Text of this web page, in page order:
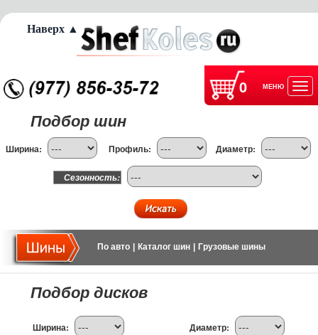
0 МЕНЮ
Подбор шин
Ширина: Профиль: Диаметр:
Сезонность:
По авто Каталог шин Грузовые шины
Подбор дисков
Ширина: Диаметр:
Наверх ▲